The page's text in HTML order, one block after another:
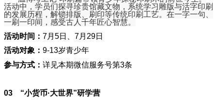
活动中，学员们探寻珍贵馆藏文物，系统学习雕版与活字印刷
的发展历程，解锁排版、刷印等传统印刷工艺。在一字一句、
一刷一印间，感受古人千年匠心智慧。
活动时间： 7月5日、7月29日
活动对象： 9-13岁青少年
参与方式： 详见本期微信服务号第3条
03 “小货币·大世界”研学营